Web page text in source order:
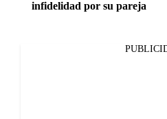
infidelidad por su pareja